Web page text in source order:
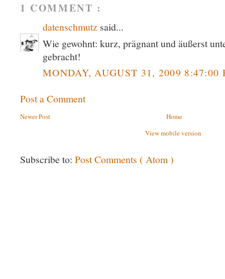
1 COMMENT :
datenschmutz said...
Wie gewohnt: kurz, prägnant und äußerst
gebracht!
MONDAY, AUGUST 31, 2009 8:47:00
Post a Comment
Newer Post
Home
View mobile version
Subscribe to: Post Comments ( Atom )